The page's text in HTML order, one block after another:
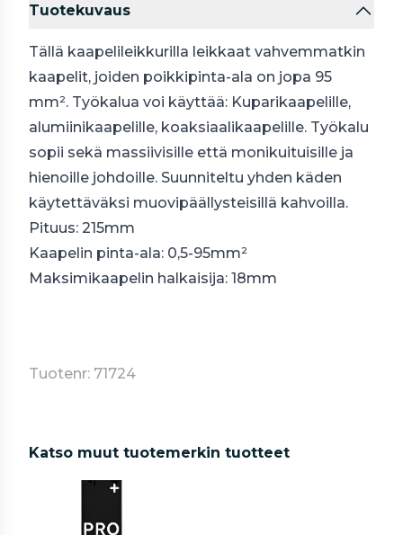
Tuotekuvaus
Tällä kaapelileikkurilla leikkaat vahvemmatkin
kaapelit, joiden poikkipinta-ala on jopa 95
mm². Työkalua voi käyttää: Kuparikaapelille,
alumiinikaapelille, koaksiaalikaapelille. Työkalu
sopii sekä massiivisille että monikuituisille ja
hienoille johdoille. Suunniteltu yhden käden
käytettäväksi muovipäällysteisillä kahvoilla.
Pituus: 215mm
Kaapelin pinta-ala: 0,5-95mm²
Maksimikaapelin halkaisija: 18mm
Tuotenr: 71724
Katso muut tuotemerkin tuotteet